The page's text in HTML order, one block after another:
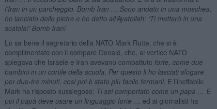
l’Iran in un parcheggio. Bomb Iran … Sono andato in una moschea,
ho lanciato delle pietre e ho detto all’Ayatollah: ‘Ti metterò in una
scatola!’ Bomb Iran!
Lo sa bene il segretario della NATO Mark Rutte, che si è
complimentato con il compare Donald, che, al vertice NATO
spiegava che Israele e Iran avevano combattuto forte, come due
bambini in un cortile della scuola. Per questo li ho lasciati sfogare
per due-tre minuti, cosi poi è stato più facile fermarli. E l’ineffabile
Mark ha risposto sussiegoso: Ti sei comportato come un papà … E
poi il papà deve usare un linguaggio forte … ed ai giornalisti ha